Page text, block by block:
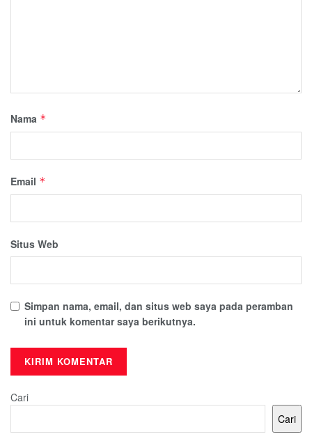
Nama *
Email *
Situs Web
Simpan nama, email, dan situs web saya pada peramban
ini untuk komentar saya berikutnya.
Cari
Cari